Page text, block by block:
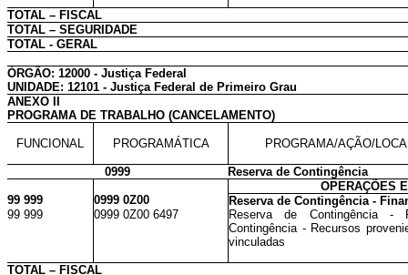
TOTAL – FISCAL
TOTAL – SEGURIDADE
TOTAL - GERAL
ÓRGÃO: 12000 - Justiça Federal
UNIDADE: 12101 - Justiça Federal de Primeiro Grau
ANEXO II
PROGRAMA DE TRABALHO (CANCELAMENTO)
FUNCIONAL PROGRAMÁTICA PROGRAMA/AÇÃO/
0999
Reserva de Contingência
OPERAÇÕES
99 999
0999 0Z00
Reserva de Contingência -
99 999
0999 0Z00 6497
Reserva de Contingência -
Contingência - Recursos
vinculadas
TOTAL – FISCAL